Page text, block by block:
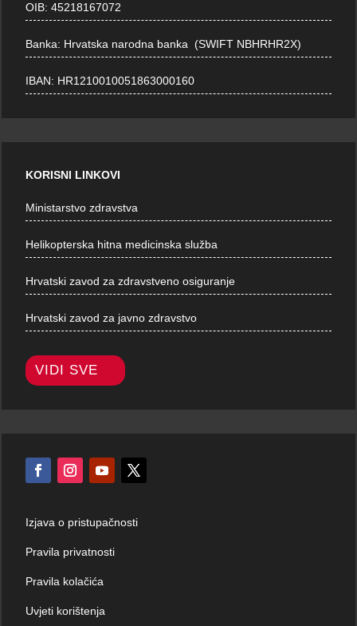
OIB: 45218167072
Banka: Hrvatska narodna banka (SWIFT NBHRHR2X)
IBAN: HR1210010051863000160
KORISNI LINKOVI
Ministarstvo zdravstva
Helikopterska hitna medicinska služba
Hrvatski zavod za zdravstveno osiguranje
Hrvatski zavod za javno zdravstvo
VIDI SVE
Izjava o pristupačnosti
Pravila privatnosti
Pravila kolačića
Uvjeti korištenja